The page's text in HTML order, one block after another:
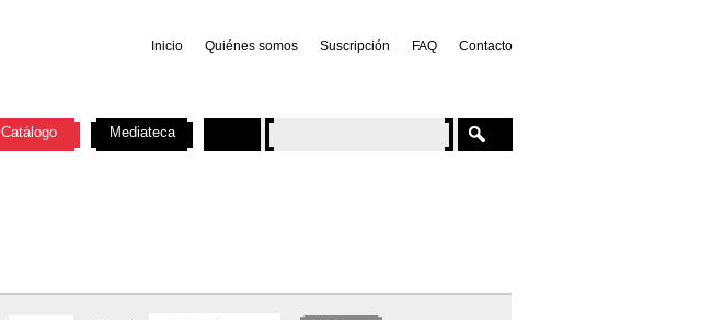
Inicio Quiénes somos Suscripción FAQ Contacto
Catálogo Mediateca